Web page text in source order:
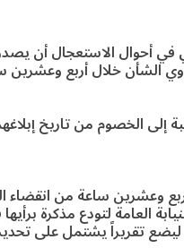
في أحوال الاستعجال أن
ذوي الشأن خلال أربع
إلى الخصوم من تاريخ
وعشرين ساعة من انقضاء
العامة لتودع مذكرة
تقريراً يشتمل على